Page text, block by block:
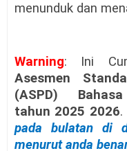
menunduk dan
Warning: Ini
Asesmen
(ASPD)
tahun 2025 2026.
pada bulatan di
menurut anda